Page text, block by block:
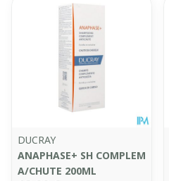
DUCRAY
ANAPHASE+ SH COMPLEM
A/CHUTE 200ML